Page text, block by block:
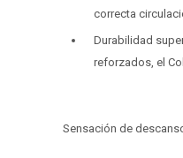
correcta
Durabilidad
reforzados, el
Sensación de